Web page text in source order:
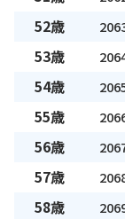
52歳
53歳
54歳
55歳
56歳
57歳
58歳